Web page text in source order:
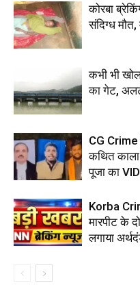
कोरबा
संदिग्ध
कभी भी
का गेट,
CG
कथित
पूजा का
Korba
मारपीट के
लगाया